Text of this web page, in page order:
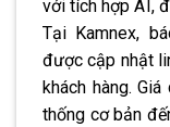
với tích hợp AI,
Tại Kamnex,
được cập nhật
khách hàng.
thống cơ bản